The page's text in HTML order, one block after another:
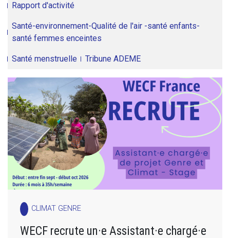
Rapport d'activité
Santé-environnement-Qualité de l'air -santé enfants-
santé femmes enceintes
Santé menstruelle Tribune ADEME
CLIMAT GENRE
WECF recrute un·e Assistant·e chargé·e